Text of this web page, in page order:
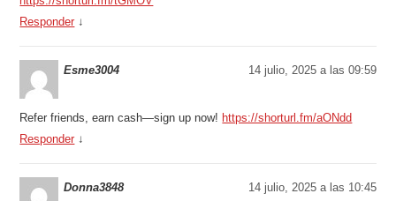
Responder ↓
Esme3004 14 julio, 2025 a las 09:59
Refer friends, earn cash—sign up now! https://shorturl.fm/aONdd
Responder ↓
Donna3848 14 julio, 2025 a las 10:45